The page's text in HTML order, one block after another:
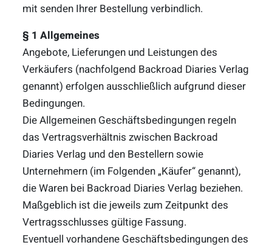
mit senden Ihrer Bestellung verbindlich.
§ 1 Allgemeines
Angebote, Lieferungen und Leistungen des
Verkäufers (nachfolgend Backroad Diaries Verlag
genannt) erfolgen ausschließlich aufgrund dieser
Bedingungen.
Die Allgemeinen Geschäftsbedingungen regeln
das Vertragsverhältnis zwischen Backroad
Diaries Verlag und den Bestellern sowie
Unternehmern (im Folgenden „Käufer“ genannt),
die Waren bei Backroad Diaries Verlag beziehen.
Maßgeblich ist die jeweils zum Zeitpunkt des
Vertragsschlusses gültige Fassung.
Eventuell vorhandene Geschäftsbedingungen des